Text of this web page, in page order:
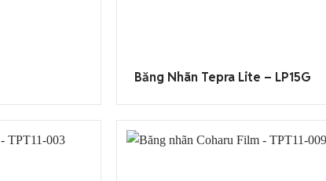
Băng Nhãn Tepra Lite – LP15G